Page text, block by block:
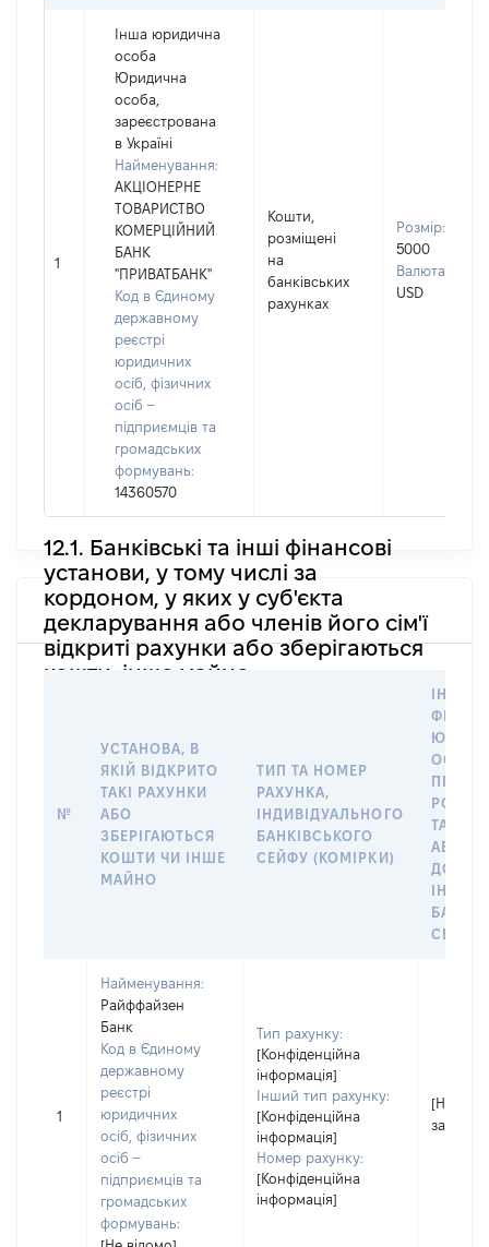
1
Інша юридична
особа
Юридична
особа,
зареєстрована
в Україні
Найменування:
АКЦІОНЕРНЕ
ТОВАРИСТВО
КОМЕРЦІЙНИЙ
БАНК
"ПРИВАТБАНК"
Код в Єдиному
державному
реєстрі
юридичних
осіб, фізичних
осіб –
підприємців та
громадських
формувань:
14360570
Кошти,
розміщені
на
банківських
рахунках
Розмір:
5000
Валюта:
USD
12.1. Банківські та інші фінансові
установи, у тому числі за
кордоном, у яких у суб'єкта
декларування або членів його сім'ї
відкриті рахунки або зберігаються
кошти, інше майно
№
УСТАНОВА, В
ЯКІЙ ВІДКРИТО
ТАКІ РАХУНКИ
АБО
ЗБЕРІГАЮТЬСЯ
КОШТИ ЧИ ІНШЕ
МАЙНО
ТИП ТА НОМЕР
РАХУНКА,
ІНДИВІДУАЛЬНОГО
БАНКІВСЬКОГО
СЕЙФУ (КОМІРКИ)
ПРАВО
ТАКИМ
АБО
ДО
СЕЙФУ
1
Найменування:
Райффайзен
Банк
Код в Єдиному
державному
реєстрі
юридичних
осіб, фізичних
осіб –
підприємців та
громадських
формувань:
Тип рахунку:
[Конфіденційна
інформація]
Інший тип рахунку:
[Конфіденційна
інформація]
Номер рахунку:
[Конфіденційна
інформація]
[Не